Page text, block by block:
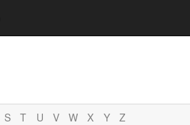
S T U V W X Y Z